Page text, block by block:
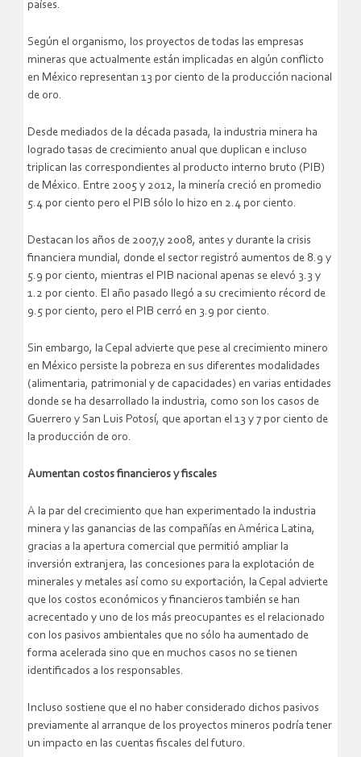
países.
Según el organismo, los proyectos de todas las empresas
mineras que actualmente están implicadas en algún conflicto
en México representan 13 por ciento de la producción nacional
de oro.
Desde mediados de la década pasada, la industria minera ha
logrado tasas de crecimiento anual que duplican e incluso
triplican las correspondientes al producto interno bruto (PIB)
de México. Entre 2005 y 2012, la minería creció en promedio
5.4 por ciento pero el PIB sólo lo hizo en 2.4 por ciento.
Destacan los años de 2007,y 2008, antes y durante la crisis
financiera mundial, donde el sector registró aumentos de 8.9 y
5.9 por ciento, mientras el PIB nacional apenas se elevó 3.3 y
1.2 por ciento. El año pasado llegó a su crecimiento récord de
9.5 por ciento, pero el PIB cerró en 3.9 por ciento.
Sin embargo, la Cepal advierte que pese al crecimiento minero
en México persiste la pobreza en sus diferentes modalidades
(alimentaria, patrimonial y de capacidades) en varias entidades
donde se ha desarrollado la industria, como son los casos de
Guerrero y San Luis Potosí, que aportan el 13 y 7 por ciento de
la producción de oro.
Aumentan costos financieros y fiscales
A la par del crecimiento que han experimentado la industria
minera y las ganancias de las compañías en América Latina,
gracias a la apertura comercial que permitió ampliar la
inversión extranjera, las concesiones para la explotación de
minerales y metales así como su exportación, la Cepal advierte
que los costos económicos y financieros también se han
acrecentado y uno de los más preocupantes es el relacionado
con los pasivos ambientales que no sólo ha aumentado de
forma acelerada sino que en muchos casos no se tienen
identificados a los responsables.
Incluso sostiene que el no haber considerado dichos pasivos
previamente al arranque de los proyectos mineros podría tener
un impacto en las cuentas fiscales del futuro.